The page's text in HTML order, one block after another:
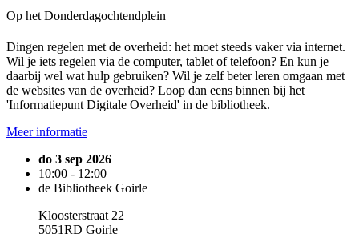
Op het Donderdagochtendplein
Dingen regelen met de overheid: het moet steeds vaker via internet.
Wil je iets regelen via de computer, tablet of telefoon? En kun je
daarbij wel wat hulp gebruiken? Wil je zelf beter leren omgaan met
de websites van de overheid? Loop dan eens binnen bij het
'Informatiepunt Digitale Overheid' in de bibliotheek.
Meer informatie
do 3 sep 2026
10:00 - 12:00
de Bibliotheek Goirle
Kloosterstraat 22
5051RD Goirle